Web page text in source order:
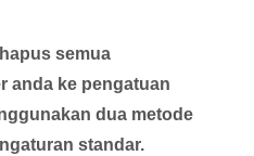
semua
anda ke pengatuan
dua metode
standar.